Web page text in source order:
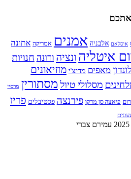
אתכם
איסלאם אלבניה אמנים אמריקה אתונה
איטליה ונציה ורונה חנויות
לונדון מאפים מדיצ'י מוזיאונים
מסלולי טיול מסתורין מרסיי
פיאצה סן מרקו פירנצה פסטיבלים פריז